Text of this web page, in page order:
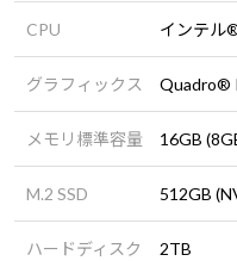
CPU インテル
グラフィックス Quadro®
メモリ標準容量 16GB
M.2 SSD 512GB
ハードディスク 2TB